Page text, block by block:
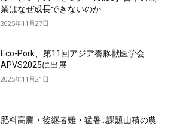
業はなぜ成長できないのか
2025年11月27日
Eco-Pork、第11回アジア養豚獣医学会
APVS2025に出展
2025年11月21日
肥料高騰・後継者難・猛暑…課題山積の農